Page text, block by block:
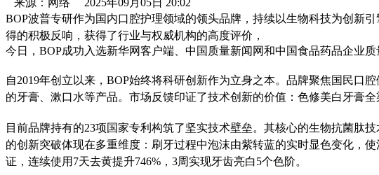
来源：网络 2025年09月05日 20:02
BOP波普专研作为国内口腔护理领域的领头品牌 ，持续以生物科技为创新
得的积极反响，获得了行业与权威机构的高度评价，
今日， BOP成功 入选新华网客户端、中国质量新闻网和中国食品药品企业
自2019年创立以来，BOP始终将科研创新作为立身之本。品牌聚焦国民口
的牙膏、漱口水等产品。 市场反馈印证了技术创新的价值：色修美白 牙膏
目前品牌持有的23项国家专利构筑了坚实技术壁垒。其核心的生物抗菌肽
的创新突破体现在多重维度：刷牙过程中泡沫由紫转蓝的实时显色变化，
证，连续使用 7天去黄提升746% ， 3周实现牙齿亮白5个色阶。